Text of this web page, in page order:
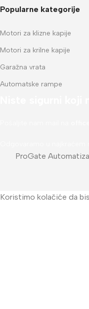
Popularne kategorije
Motori za klizne kapije
Motori za krilne kapije
Garažna vrata
Automatske rampe
ProGate
Koristimo kolačiće da